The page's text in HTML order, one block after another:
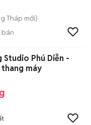
Tháp mới)
bán
Phú Diễn -
thang máy